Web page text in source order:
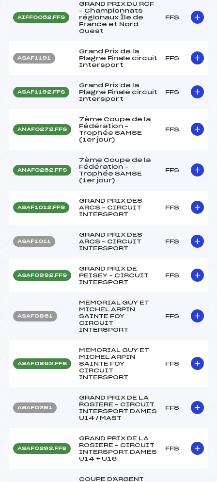
AIFF0052.FFS
GRAND PRIX DU RCF
– Championnats
régionaux Île de
France et Nord
Ouest
FFS
ASAF1191
Grand Prix de la
Plagne Finale circuit
Intersport
FFS
ASAF1192.FFS
Grand Prix de la
Plagne Finale circuit
Intersport
FFS
ANAF0272.FFS
7ème Coupe de la
Fédération –
Trophée SAMSE
(1er jour)
FFS
ANAF0262.FFS
7ème Coupe de la
Fédération –
Trophée SAMSE
(1er jour)
FFS
ASAF1012.FFS
GRAND PRIX DES
ARCS – CIRCUIT
INTERSPORT
FFS
ASAF1011
GRAND PRIX DES
ARCS – CIRCUIT
INTERSPORT
FFS
ASAF0992.FFS
GRAND PRIX DE
PEISEY – CIRCUIT
INTERSPORT
FFS
ASAF0861
MEMORIAL GUY ET
MICHEL ARPIN
SAINTE FOY
CIRCUIT
INTERSPORT
FFS
ASAF0862.FFS
MEMORIAL GUY ET
MICHEL ARPIN
SAINTE FOY
CIRCUIT
INTERSPORT
FFS
ASAF0291
GRAND PRIX DE LA
ROSIERE – CIRCUIT
INTERSPORT DAMES
U14 / MAST
FFS
ASAF0292.FFS
GRAND PRIX DE LA
ROSIERE – CIRCUIT
INTERSPORT DAMES
U14 + U16
FFS
COUPE D'ARGENT